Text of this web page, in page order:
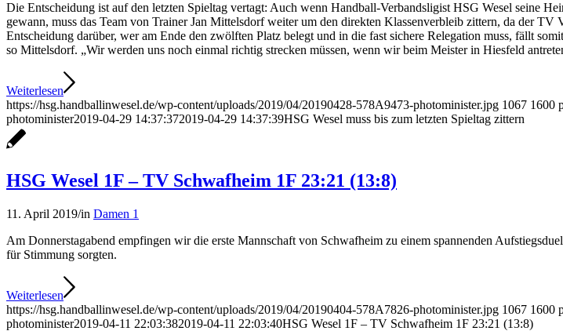
Die Entscheidung ist auf den letzten Spieltag vertagt: Auch wenn Handball-Verbandsligist HSG Wesel seine
gewann, muss das Team von Trainer Jan Mittelsdorf weiter um den direkten Klassenverbleib zittern, da der
Entscheidung darüber, wer am Ende den zwölften Platz belegt und in die fast sichere Relegation muss, fällt
so Mittelsdorf. „Wir werden uns noch einmal richtig strecken müssen, wenn wir beim Meister in Hiesfeld
Weiterlesen
https://hsg.handballinwesel.de/wp-content/uploads/2019/04/20190428-578A9473-photominister.jpg 1067 1600
photominister2019-04-29 14:37:372019-04-29 14:37:39HSG Wesel muss bis zum letzten Spieltag zittern
HSG Wesel 1F – TV Schwafheim 1F 23:21 (13:8)
11. April 2019/in Damen 1
Am Donnerstagabend empfingen wir die erste Mannschaft von Schwafheim zu einem spannenden
für Stimmung sorgten.
Weiterlesen
https://hsg.handballinwesel.de/wp-content/uploads/2019/04/20190404-578A7826-photominister.jpg 1067 1600
photominister2019-04-11 22:03:382019-04-11 22:03:40HSG Wesel 1F – TV Schwafheim 1F 23:21 (13:8)